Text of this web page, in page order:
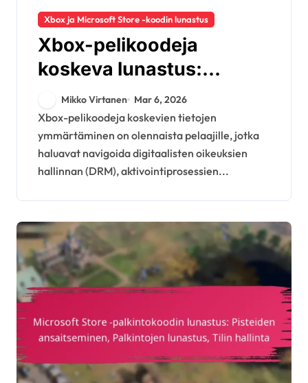
Xbox ja Microsoft Store -koodin lunastus
Xbox-pelikoodeja
koskeva lunastus:
Digitaalinen oikeuksien
hallinta, Aktivointi
uudelleen,
Ristiinpeluuongelmat
Mikko Virtanen Mar 6, 2026
Xbox-pelikoodeja koskevien tietojen
ymmärtäminen on olennaista pelaajille, jotka
haluavat navigoida digitaalisten oikeuksien
hallinnan (DRM), aktivointiprosessien...